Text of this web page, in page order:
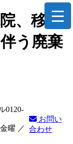
、移
う廃棄
0120-
曜 ／
お問い
合わせ